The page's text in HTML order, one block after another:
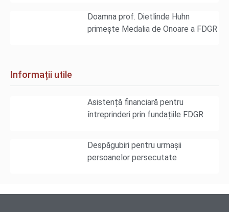
Doamna prof. Dietlinde Huhn
primește Medalia de Onoare a FDGR
Informații utile
Asistență financiară pentru
întreprinderi prin fundațiile FDGR
Despăgubiri pentru urmașii
persoanelor persecutate